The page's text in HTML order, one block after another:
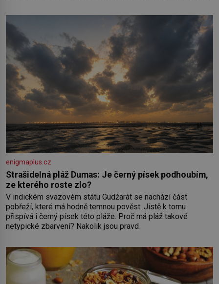
bílků. Žloutky vyšlehejte s cukrem do světlé pěny a postupně
do nich vmíchejte mascarpone, aby vznikl hladký
enigmaplus.cz
Strašidelná pláž Dumas: Je černý písek podhoubím,
ze kterého roste zlo?
V indickém svazovém státu Gudžarát se nachází část
pobřeží, které má hodně temnou pověst. Jistě k tomu
přispívá i černý písek této pláže. Proč má pláž takové
netypické zbarvení? Nakolik jsou pravd